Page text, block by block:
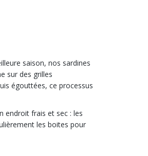
saison, nos sardines
sur des grilles
égouttées, ce processus
endroit frais et sec : les
les boites pour